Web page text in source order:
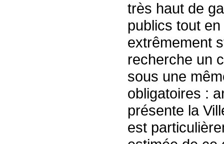
très haut de
publics tout
extrêmement
recherche un
sous une
obligatoires :
présente la
est